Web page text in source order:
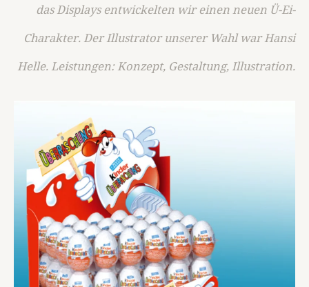
das Displays entwickelten wir einen neuen Ü-Ei-
Charakter. Der Illustrator unserer Wahl war Hansi
Helle. Leistungen: Konzept, Gestaltung, Illustration.